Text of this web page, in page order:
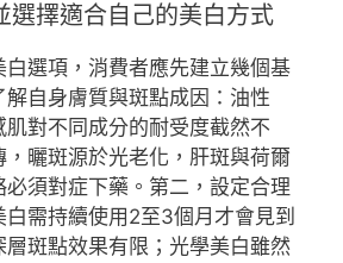
選擇適合自己的美白方式
白選項，消費者應先建立幾個基
自身膚質與斑點成因：油性
對不同成分的耐受度截然不
，曬斑源於光老化，肝斑與荷爾
須對症下藥。第二，設定合理
需持續使用2至3個月才會見到
層斑點效果有限；光學美白雖然